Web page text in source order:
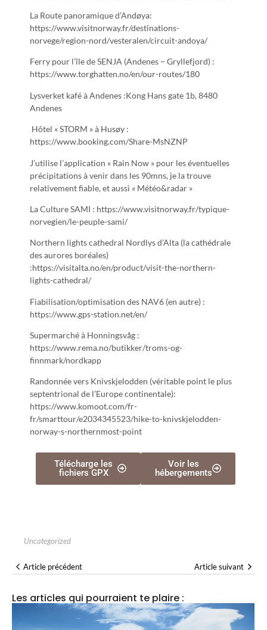
La Route panoramique d’Andøya:
https://www.visitnorway.fr/destinations-
norvege/region-nord/vesteralen/circuit-andoya/
Ferry pour l’île de SENJA (Andenes – Gryllefjord) :
https://www.torghatten.no/en/our-routes/180
Lysverket kafé à Andenes :Kong Hans gate 1b, 8480
Andenes
Hôtel « STORM » à Husøy :
https://www.booking.com/Share-MsNZNP
J’utilise l’application « Rain Now » pour les éventuelles
précipitations à venir dans les 90mns, je la trouve
relativement fiable, et aussi « Météo&radar »
La Culture SAMI : https://www.visitnorway.fr/typique-
norvegien/le-peuple-sami/
Northern lights cathedral Nordlys d’Alta (la cathédrale
des aurores boréales)
:https://visitalta.no/en/product/visit-the-northern-
lights-cathedral/
Fiabilisation/optimisation des NAV6 (en autre) :
https://www.gps-station.net/en/
Supermarché à Honningsvåg :
https://www.rema.no/butikker/troms-og-
finnmark/nordkapp
Randonnée vers Knivskjelodden (véritable point le plus
septentrional de l’Europe continentale):
https://www.komoot.com/fr-
fr/smarttour/e2034345523/hike-to-knivskjelodden-
norway-s-northernmost-point
Télécharge les
fichiers GPX
Voir les
hébergements
Uncategorized
Article précédent Article suivant
Les articles qui pourraient te plaire :